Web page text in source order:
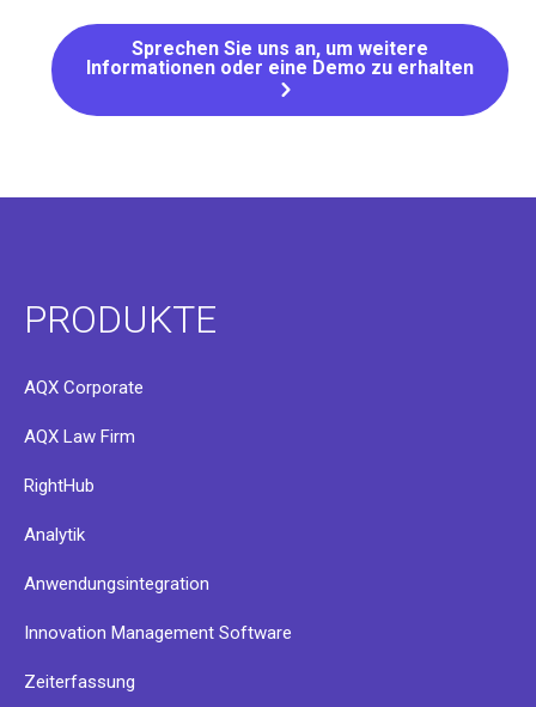
Sprechen Sie uns an, um weitere
Informationen oder eine Demo zu erhalten
PRODUKTE
AQX Corporate
AQX Law Firm
RightHub
Analytik
Anwendungsintegration
Innovation Management Software
Zeiterfassung